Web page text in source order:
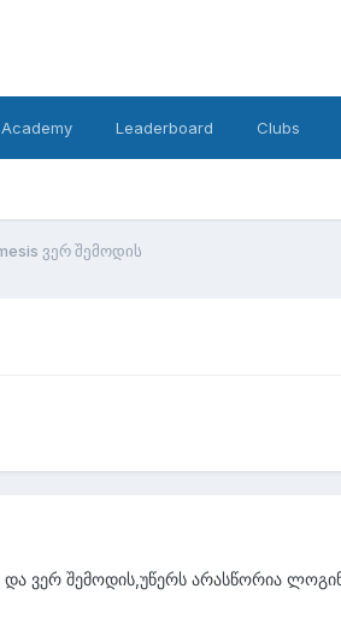
Academy Leaderboard Clubs
ვერ შემოდის
და ვერ შემოდის,უწერს არასწორია